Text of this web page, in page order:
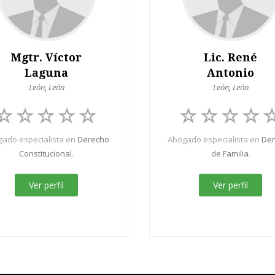
Mgtr. Víctor
Laguna
León, León
especialista en Derecho
Constitucional.
Ver perfil
Lic. René
Antonio
León, León
Abogado especialista en
de Familia.
Ver perfil